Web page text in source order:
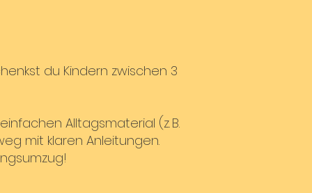
du Kindern zwischen 3
Alltagsmaterial (z. B.
mit klaren Anleitungen.